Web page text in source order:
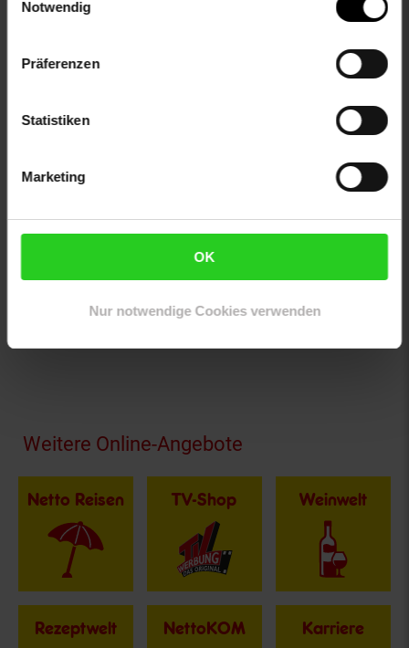
Notwendig
Präferenzen
Statistiken
Marketing
OK
Nur notwendige Cookies verwenden
Leichte Verschmutzung mit feuchtem Baumwolltuch
Oberflächen nur mit geeignetem Aufsatz absaugen
EAN: 4251563483106
Bewertungen
Versandinformationen
Fußzeile
Weitere Online-Angebote
Netto Reisen TV-Shop Weinwelt
Rezeptwelt NettoKOM Karriere